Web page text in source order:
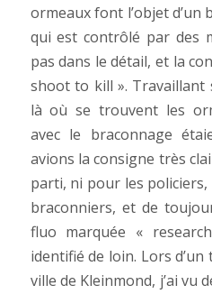
ormeaux font l’objet
qui est contrôlé par des
pas dans le détail, et la
shoot to kill ». Travaillant
là où se trouvent les
avec le braconnage
avions la consigne très
parti, ni pour les
braconniers, et de
fluo marquée «
identifié de loin. Lors
ville de Kleinmond, j’ai vu